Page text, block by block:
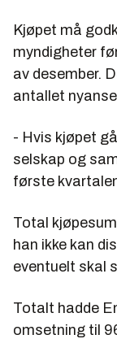
Kjøpet må
myndigheter
av desember.
antallet
- Hvis kjøpet
selskap og
første
Total
han ikke kan
eventuelt skal
Totalt hadde
omsetning til